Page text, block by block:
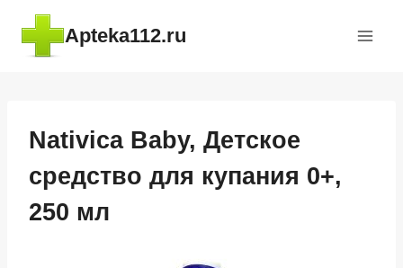
Перейти
содержимому
Apteka112.ru
Nativica Baby, Детское
средство для купания 0+,
250 мл